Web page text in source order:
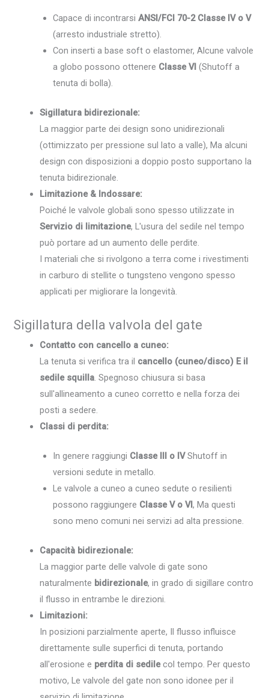
Capace di incontrarsiANSI/FCI 70-2 Classe IV o V
(arresto industriale stretto).
Con inserti a base soft o elastomer, Alcune valvole
a globo possono ottenere Classe VI (Shutoff a
tenuta di bolla).
Sigillatura bidirezionale:
La maggior parte dei design sono unidirezionali
(ottimizzato per pressione sul lato a valle), Ma alcuni
design con disposizioni a doppio posto supportano la
tenuta bidirezionale.
Limitazione & Indossare:
Poiché le valvole globali sono spesso utilizzate in
Servizio di limitazione, L'usura del sedile nel tempo
può portare ad un aumento delle perdite.
I materiali che si rivolgono a terra come i rivestimenti
in carburo di stellite o tungsteno vengono spesso
applicati per migliorare la longevità.
Sigillatura della valvola del gate
Contatto con cancello a cuneo:
La tenuta si verifica tra il cancello (cuneo/disco) E il
sedile squilla. Spegnoso chiusura si basa
sull'allineamento a cuneo corretto e nella forza dei
posti a sedere.
Classi di perdita:
In genere raggiungi Classe III o IVShutoff in
versioni sedute in metallo.
Le valvole a cuneo a cuneo sedute o resilienti
possono raggiungere Classe V o VI, Ma questi
sono meno comuni nei servizi ad alta pressione.
Capacità bidirezionale:
La maggior parte delle valvole di gate sono
naturalmente bidirezionale, in grado di sigillare contro
il flusso in entrambe le direzioni.
Limitazioni:
In posizioni parzialmente aperte, Il flusso influisce
direttamente sulle superfici di tenuta, portando
all'erosione e perdita di sedilecol tempo. Per questo
motivo, Le valvole del gate non sono idonee per il